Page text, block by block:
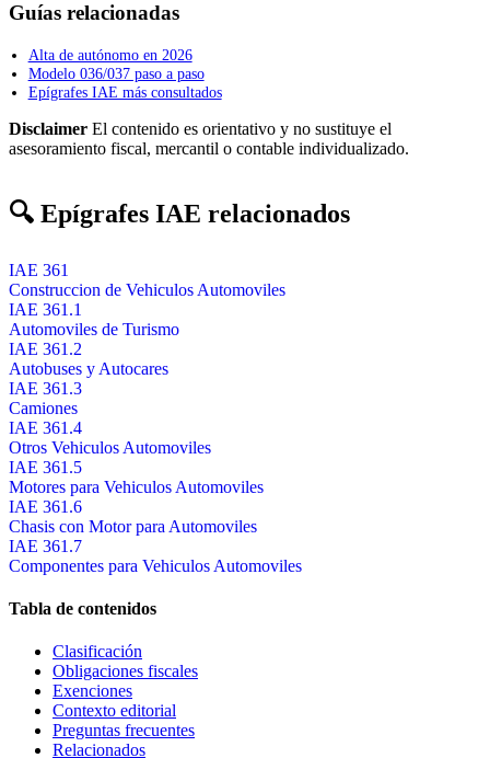
Guías relacionadas
Alta de autónomo en 2026
Modelo 036/037 paso a paso
Epígrafes IAE más consultados
Disclaimer El contenido es orientativo y no sustituye el
asesoramiento fiscal, mercantil o contable individualizado.
🔍 Epígrafes IAE relacionados
IAE 361
Construccion de Vehiculos Automoviles
IAE 361.1
Automoviles de Turismo
IAE 361.2
Autobuses y Autocares
IAE 361.3
Camiones
IAE 361.4
Otros Vehiculos Automoviles
IAE 361.5
Motores para Vehiculos Automoviles
IAE 361.6
Chasis con Motor para Automoviles
IAE 361.7
Componentes para Vehiculos Automoviles
Tabla de contenidos
Clasificación
Obligaciones fiscales
Exenciones
Contexto editorial
Preguntas frecuentes
Relacionados